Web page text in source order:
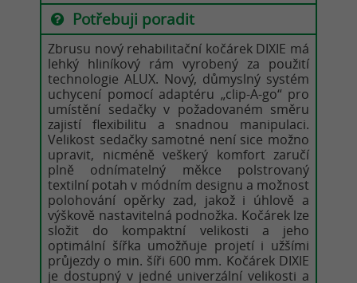
Potřebuji poradit
Zbrusu nový rehabilitační kočárek DIXIE má
lehký hliníkový rám vyrobený za použití
technologie ALUX. Nový, důmyslný systém
uchycení pomocí adaptéru „clip-A-go“ pro
umístění sedačky v požadovaném směru
zajistí flexibilitu a snadnou manipulaci.
Velikost sedačky samotné není sice možno
upravit, nicméně veškerý komfort zaručí
plně odnímatelný měkce polstrovaný
textilní potah v módním designu a možnost
polohování opěrky zad, jakož i úhlově a
výškově nastavitelná podnožka. Kočárek lze
složit do kompaktní velikosti a jeho
optimální šířka umožňuje projetí i užšími
průjezdy o min. šíři 600 mm. Kočárek DIXIE
je dostupný v jedné univerzální velikosti a